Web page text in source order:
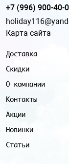
Доставка
Скидки
О компании
Контакты
Акции
Новинки
Статьи
+7 (996) 900-40-
Карта сайта